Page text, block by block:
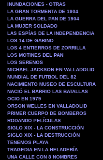
INUNDACIONES - OTRAS
LA GRAN TORMENTA DE 1904
LA GUERRA DEL PAN DE 1904
LA MUJER SOLDADO
LAS ESPÍAS DE LA INDEPENDENCIA
LOS 14 DE GABINO
LOS 4 ENTIERROS DE ZORRILLA
LOS MOTINES DEL PAN
LOS SERENOS
MICHAEL JACKSON EN VALLADOLID
MUNDIAL DE FUTBOL DEL 82
NACIMIENTO MUSEO DE ESCULTURA
NACIÓ EL BARRIO LAS BATALLAS
OCIO EN 1979
ORSON WELLES EN VALLADOLID
PRIMER CUERPO DE BOMBEROS
RODANDO PELÍCULAS
SIGLO XIX - LA CONSTRUCCIÓN
SIGLO XIX - LA DESTRUCCIÓN
TENEMOS PLAYA
TRAGEDIA EN LA HELADERÍA
UNA CALLE CON 8 NOMBRES